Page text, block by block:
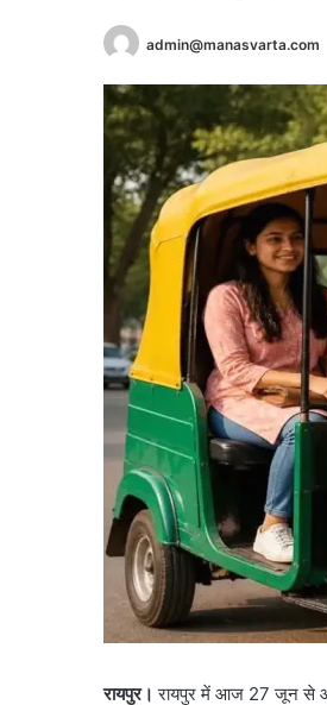
admin@manasvarta.com
रायपुर। रायपुर में आज 27 जून से